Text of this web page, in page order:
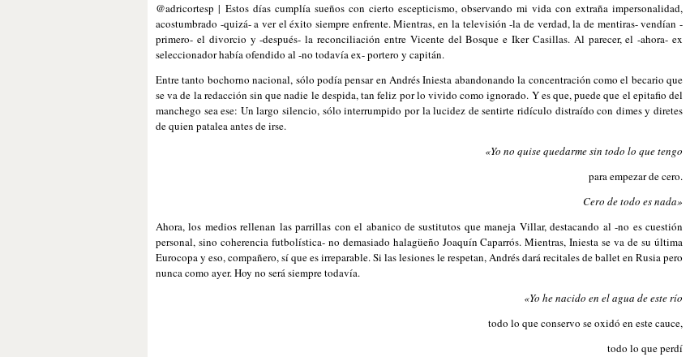
@adricortesp | Estos días cumplía sueños con cierto escepticismo, observando mi vida con extraña impersonalidad,
acostumbrado -quizá- a ver el éxito siempre enfrente. Mientras, en la televisión -la de verdad, la de mentiras- vendían -
primero- el divorcio y -después- la reconciliación entre Vicente del Bosque e Iker Casillas. Al parecer, el -ahora- ex
seleccionador había ofendido al -no todavía ex- portero y capitán.
Entre tanto bochorno nacional, sólo podía pensar en Andrés Iniesta abandonando la concentración como el becario que
se va de la redacción sin que nadie le despida, tan feliz por lo vivido como ignorado. Y es que, puede que el epitafio del
manchego sea ese: Un largo silencio, sólo interrumpido por la lucidez de sentirte ridículo distraído con dimes y diretes
de quien patalea antes de irse.
«Yo no quise quedarme sin todo lo que tengo
para empezar de cero.
Cero de todo es nada»
Ahora, los medios rellenan las parrillas con el abanico de sustitutos que maneja Villar, destacando al -no es cuestión
personal, sino coherencia futbolística- no demasiado halagüeño Joaquín Caparrós. Mientras, Iniesta se va de su última
Eurocopa y eso, compañero, sí que es irreparable. Si las lesiones le respetan, Andrés dará recitales de ballet en Rusia pero
nunca como ayer. Hoy no será siempre todavía.
«Yo he nacido en el agua de este río
todo lo que conservo se oxidó en este cauce,
todo lo que perdí